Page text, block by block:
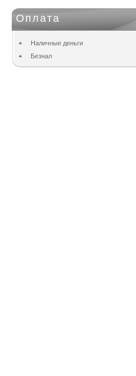
Оплата
Наличные деньги
Безнал